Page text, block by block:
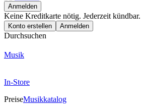
Anmelden
Keine Kreditkarte nötig. Jederzeit kündbar.
Konto erstellen Anmelden
Durchsuchen
Musik
In-Store
PreiseMusikkatalog